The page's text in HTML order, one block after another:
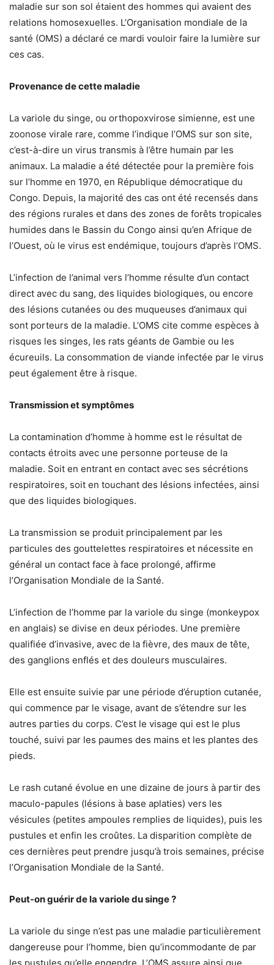
maladie sur son sol étaient des hommes qui avaient des
relations homosexuelles. L’Organisation mondiale de la
santé (OMS) a déclaré ce mardi vouloir faire la lumière sur
ces cas.
Provenance de cette maladie
La variole du singe, ou orthopoxvirose simienne, est une
zoonose virale rare, comme l’indique l’OMS sur son site,
c’est-à-dire un virus transmis à l’être humain par les
animaux. La maladie a été détectée pour la première fois
sur l’homme en 1970, en République démocratique du
Congo. Depuis, la majorité des cas ont été recensés dans
des régions rurales et dans des zones de forêts tropicales
humides dans le Bassin du Congo ainsi qu’en Afrique de
l’Ouest, où le virus est endémique, toujours d’après l’OMS.
L’infection de l’animal vers l’homme résulte d’un contact
direct avec du sang, des liquides biologiques, ou encore
des lésions cutanées ou des muqueuses d’animaux qui
sont porteurs de la maladie. L’OMS cite comme espèces à
risques les singes, les rats géants de Gambie ou les
écureuils. La consommation de viande infectée par le virus
peut également être à risque.
Transmission et symptômes
La contamination d’homme à homme est le résultat de
contacts étroits avec une personne porteuse de la
maladie. Soit en entrant en contact avec ses sécrétions
respiratoires, soit en touchant des lésions infectées, ainsi
que des liquides biologiques.
La transmission se produit principalement par les
particules des gouttelettes respiratoires et nécessite en
général un contact face à face prolongé, affirme
l’Organisation Mondiale de la Santé.
L’infection de l’homme par la variole du singe (monkeypox
en anglais) se divise en deux périodes. Une première
qualifiée d’invasive, avec de la fièvre, des maux de tête,
des ganglions enflés et des douleurs musculaires.
Elle est ensuite suivie par une période d’éruption cutanée,
qui commence par le visage, avant de s’étendre sur les
autres parties du corps. C’est le visage qui est le plus
touché, suivi par les paumes des mains et les plantes des
pieds.
Le rash cutané évolue en une dizaine de jours à partir des
maculo-papules (lésions à base aplaties) vers les
vésicules (petites ampoules remplies de liquides), puis les
pustules et enfin les croûtes. La disparition complète de
ces dernières peut prendre jusqu’à trois semaines, précise
l’Organisation Mondiale de la Santé.
Peut-on guérir de la variole du singe ?
La variole du singe n’est pas une maladie particulièrement
dangereuse pour l’homme, bien qu’incommodante de par